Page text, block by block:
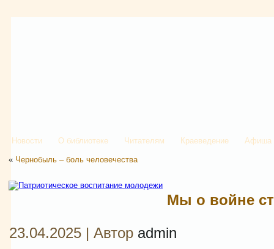
Новости О библиотеке Читателям Краеведение Афиша
« Чернобыль – боль человечества
Мы о войне
23.04.2025 | Автор admin